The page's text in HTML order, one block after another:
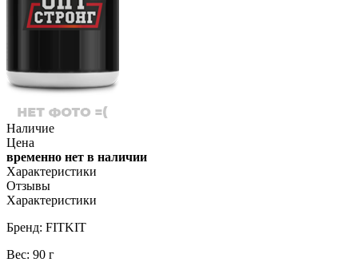
Наличие
Цена
временно нет в наличии
Характеристики
Отзывы
Характеристики
Бренд: FITKIT
Вес: 90 г